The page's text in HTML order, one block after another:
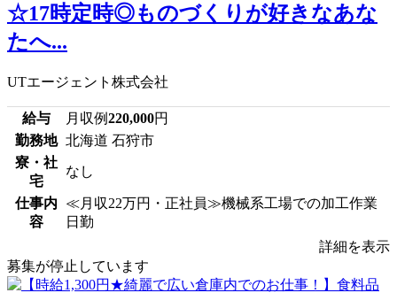
☆17時定時◎ものづくりが好きなあな
たへ...
UTエージェント株式会社
給与 月収例220,000円
勤務地 北海道 石狩市
寮・社
宅
なし
仕事内
容
≪月収22万円・正社員≫機械系工場での加工作業
日勤
詳細を表示
募集が停止しています